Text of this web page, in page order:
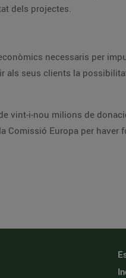
dels projectes.
necessaris per
seus clients la
vint-i-nou milions de
Europa per haver